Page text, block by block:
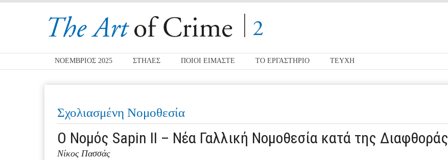
ΝΟΕΜΒΡΙΟΣ 2025 ΣΤΗΛΕΣ ΠΟΙΟΙ ΕΙΜΑΣΤΕ ΤΟ ΕΡΓΑΣΤΗΡΙΟ ΤΕΥΧΗ
Σχολιασμένη Νομοθεσία
Ο Νομός Sapin ΙΙ – Νέα Γαλλική Νομοθεσία κατά της Διαφθοράς
Νίκος Πασσάς